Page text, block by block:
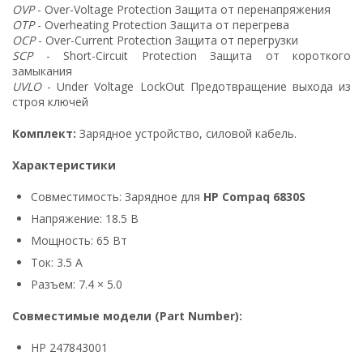
OVP- Over-Voltage Protection Защита от перенапряжения
OTP- Overheating Protection Защита от перегрева
OCP- Over-Current Protection Защита от перегрузки
SCP- Short-Circuit Protection Защита от короткого
замыкания
UVLO- Under Voltage LockOut Предотвращение выхода из
строя ключей
Комплект: Зарядное устройство, силовой кабель.
Характеристики
Совместимость: Зарядное для HP Compaq 6830S
Напряжение: 18.5 В
Мощность: 65 Вт
Ток: 3.5 А
Разъем: 7.4 × 5.0
Совместимые модели (Part Number):
HP 247843001